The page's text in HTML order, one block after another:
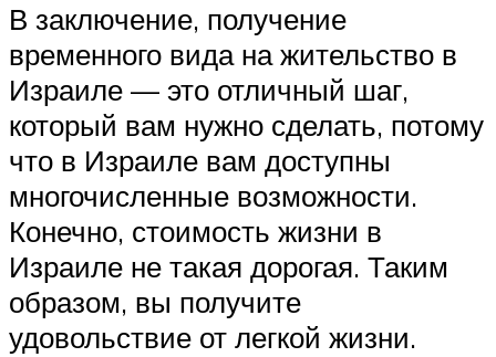
В заключение, получение
временного вида на жительство в
Израиле — это отличный шаг,
который вам нужно сделать, потому
что в Израиле вам доступны
многочисленные возможности.
Конечно, стоимость жизни в
Израиле не такая дорогая. Таким
образом, вы получите
удовольствие от легкой жизни.